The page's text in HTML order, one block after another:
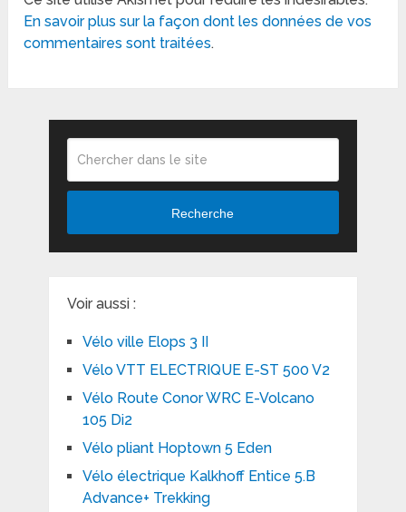
En savoir plus sur la façon dont les données de vos
commentaires sont traitées.
Recherche
Voir aussi :
Vélo ville Elops 3 II
Vélo VTT ELECTRIQUE E-ST 500 V2
Vélo Route Conor WRC E-Volcano
105 Di2
Vélo pliant Hoptown 5 Eden
Vélo électrique Kalkhoff Entice 5.B
Advance+ Trekking